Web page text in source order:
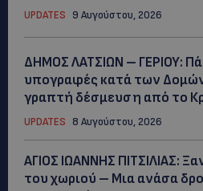
UPDATES 9 Αυγούστου, 2026
ΔΗΜΟΣ ΛΑΤΣΙΩΝ – ΓΕΡΙΟΥ:
υπογραφές κατά των
γραπτή δέσμευση από το
UPDATES 8 Αυγούστου, 2026
ΑΓΙΟΣ ΙΩΑΝΝΗΣ ΠΙΤΣΙΛΙΑΣ:
του χωριού – Μια ανάσα